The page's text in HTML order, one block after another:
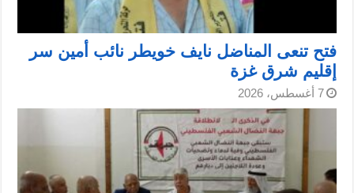
فتح تنعى المناضل نايف خويطر نائب أمين سر
إقليم شرق غزة
7 أغسطس، 2026